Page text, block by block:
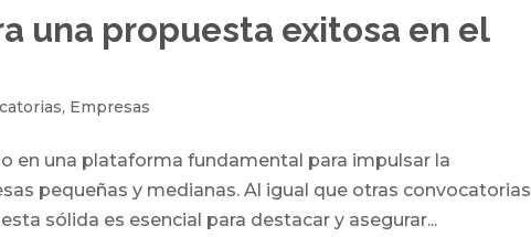
una propuesta exitosa en el
, Empresas
en una plataforma fundamental para impulsar la
pequeñas y medianas. Al igual que otras convocatorias
sólida es esencial para destacar y asegurar...